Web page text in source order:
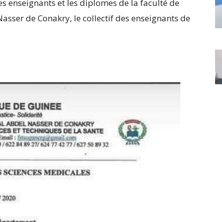
enseignants et les diplomes de la faculté de
de Conakry, le collectif des enseignants de